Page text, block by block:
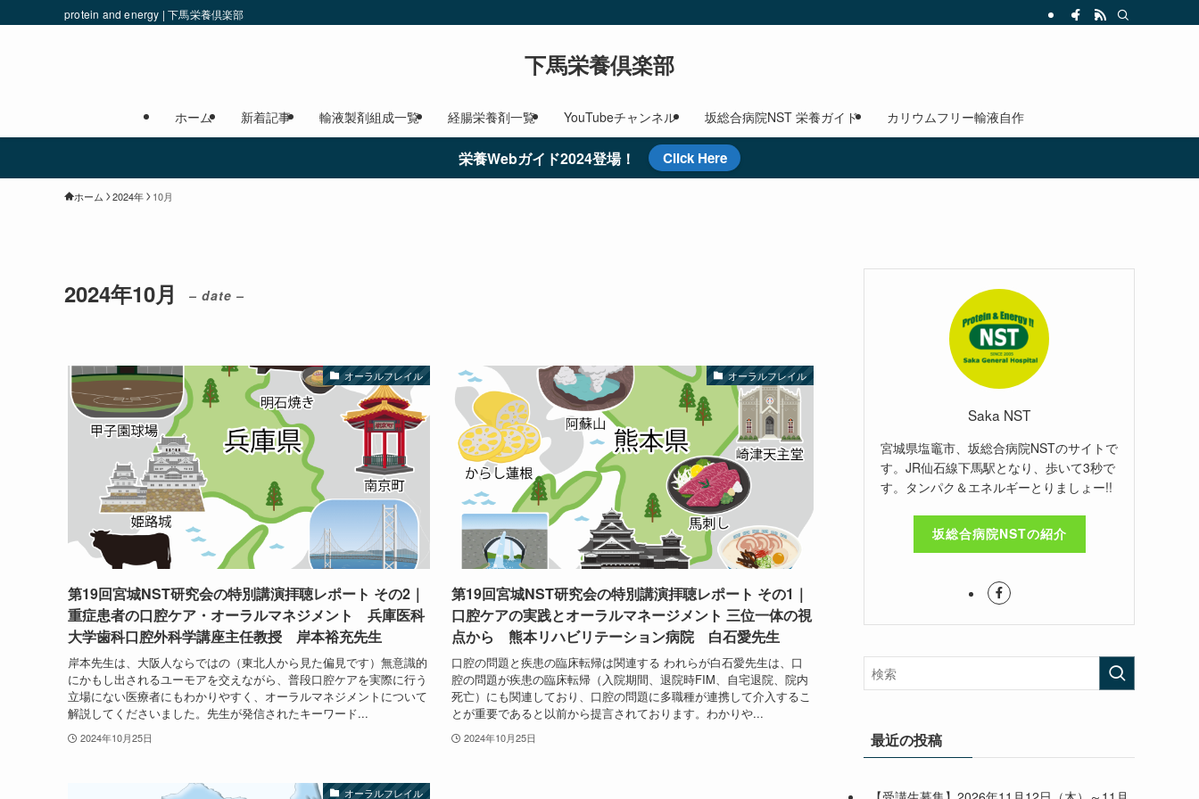
protein and energy | 下馬栄養倶楽部
下馬栄養倶楽部
ホーム 新着記事 輸液製剤組成一覧 経腸栄養剤一覧 YouTubeチャンネル 坂総合病院NST 栄養ガイド カリウムフリー輸液自作
栄養Webガイド2024登場！ Click Here
ホーム 2024年 10月
2024年10月 – date –
オーラルフレイル
第19回宮城NST研究会の特別講演拝聴レポート その2｜
重症患者の口腔ケア・オーラルマネジメント 兵庫医科
大学歯科口腔外科学講座主任教授 岸本裕充先生
岸本先生は、大阪人ならではの（東北人から見た偏見です）無意識的
にかもし出されるユーモアを交えながら、普段口腔ケアを実際に行う
立場にない医療者にもわかりやすく、オーラルマネジメントについて
解説してくださいました。先生が発信されたキーワード...
2024年10月25日
オーラルフレイル
第19回宮城NST研究会の特別講演拝聴レポート その1｜
口腔ケアの実践とオーラルマネージメント 三位一体の視
点から 熊本リハビリテーション病院 白石愛先生
口腔の問題と疾患の臨床転帰は関連する われらが白石愛先生は、口
腔の問題が疾患の臨床転帰（入院期間、退院時FIM、自宅退院、院内
死亡）にも関連しており、口腔の問題に多職種が連携して介入するこ
とが重要であると以前から提言されております。わかりや...
2024年10月25日
オーラルフレイル
Saka NST
宮城県塩竈市、坂総合病院NSTのサイトで
す。JR仙石線下馬駅となり、歩いて3秒で
す。タンパク＆エネルギーとりましょー!!
坂総合病院NSTの紹介
最近の投稿